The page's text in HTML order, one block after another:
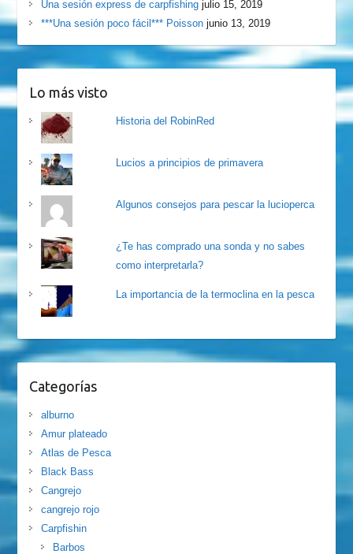
Una sesión express de carpfishing julio 15, 2019
***Una sesión poco fácil*** Poisson junio 13, 2019
Lo más visto
Historia del RobinRed
Lucios a principios de primavera
Algunos consejos para pescar la lucioperca
¿Te has comprado una sonda y no sabes
como interpretarla?
La importancia de la termoclina en la pesca
Categorías
alburno
Amur plateado
Atlas de Pesca
Black Bass
Cangrejo
cangrejo rojo
Carpfishin
Barbos